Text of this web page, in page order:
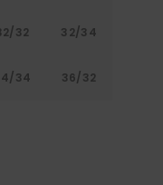
32 32/34
34 36/32